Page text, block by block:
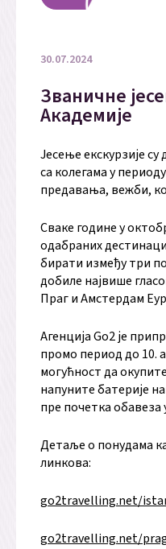
30.07.2024
Званичне
Академије
Јесење екскурзије
са колегама у
предавања, вежби,
Сваке године у
одабраних
бирати између три
добиле највише
Праг и Амстердам
Агенција Go2 је
промо период до 10.
могућност да
напуните батерије
пре почетка обавеза
Детаље о понудама
линкова:
go2travelling.net/
go2travelling.net/